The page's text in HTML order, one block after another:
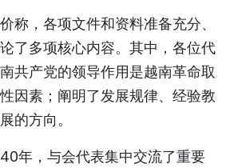
称，各项文件和资料准备充分、
了多项核心内容。其中，各位代
共产党的领导作用是越南革命取
因素；阐明了发展规律、经验教
的方向。
年，与会代表集中交流了重要